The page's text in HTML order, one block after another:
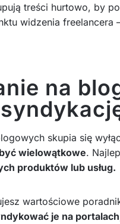
treści hurtowo, by
widzenia freelancera
na
skupia się
wielowątkowe.
produktów lub usług.
wartościowe
je na